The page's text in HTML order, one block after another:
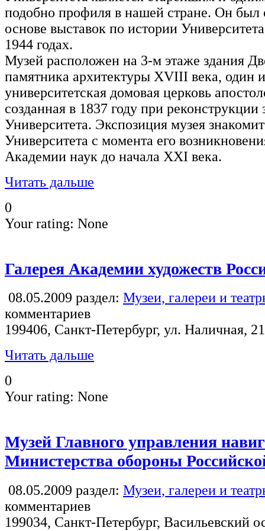
подобно профиля в нашей стране. Он был
основе выставок по истории
1944 годах.
Музей расположен на 3-м этаже здания
памятника архитектуры XVIII века, один
университетская домовая церковь
созданная в 1837 году при
Университета. Экспозиция музея
Университета с момента его
Академии наук до начала XXI века.
Читать дальше
0
Your rating: None
Галерея Академии художеств
08.05.2009 раздел: Музеи, галереи и
комментариев
199406, Санкт-Петербург, ул. Наличная, 21
Читать дальше
0
Your rating: None
Музей Главного управления
Министерства обороны
08.05.2009 раздел: Музеи, галереи и
комментариев
199034, Санкт-Петербург, Васильевский